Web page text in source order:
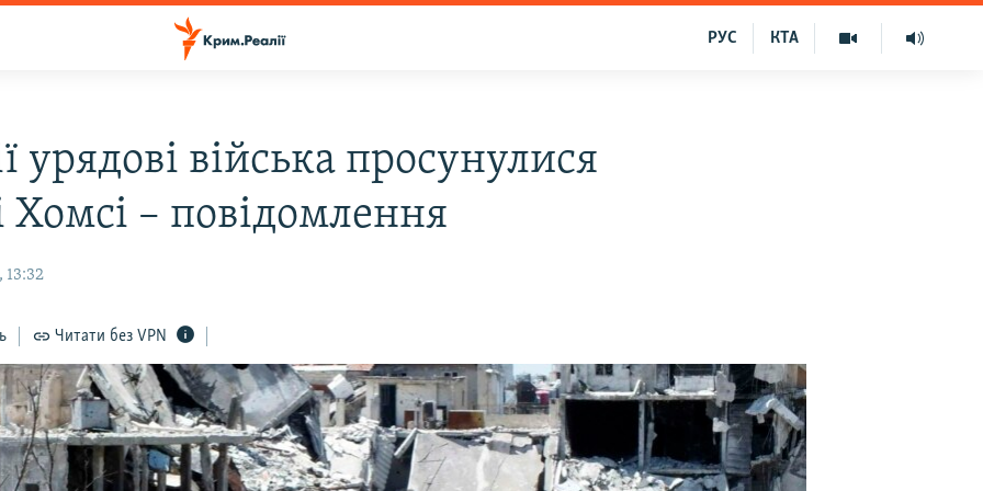
КТА
РУС
урядові війська просунулися
Хомсі – повідомлення
13:32
Читати без VPN